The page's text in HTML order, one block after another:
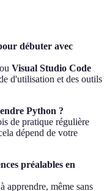
débuter avec
ou Visual Studio Code
d'utilisation et des outils
Python ?
de pratique régulière
dépend de votre
préalables en
apprendre, même sans